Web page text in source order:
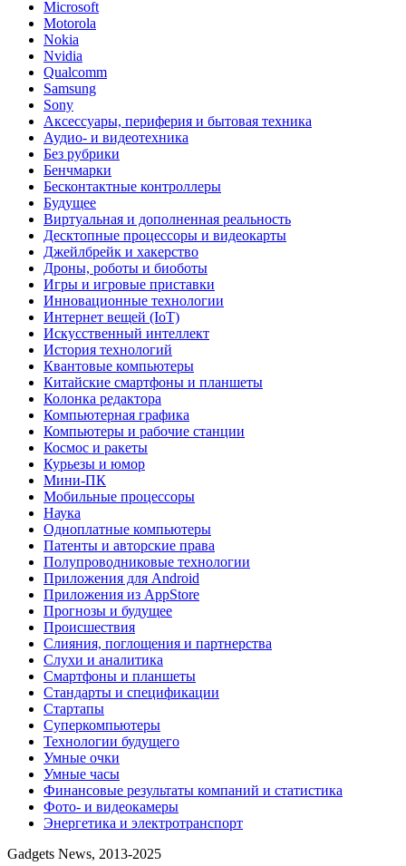
Microsoft
Motorola
Nokia
Nvidia
Qualcomm
Samsung
Sony
Аксессуары, периферия и бытовая техника
Аудио- и видеотехника
Без рубрики
Бенчмарки
Бесконтактные контроллеры
Будущее
Виртуальная и дополненная реальность
Десктопные процессоры и видеокарты
Джейлбрейк и хакерство
Дроны, роботы и биоботы
Игры и игровые приставки
Инновационные технологии
Интернет вещей (IoT)
Искусственный интеллект
История технологий
Квантовые компьютеры
Китайские смартфоны и планшеты
Колонка редактора
Компьютерная графика
Компьютеры и рабочие станции
Космос и ракеты
Курьезы и юмор
Мини-ПК
Мобильные процессоры
Наука
Одноплатные компьютеры
Патенты и авторские права
Полупроводниковые технологии
Приложения для Android
Приложения из AppStore
Прогнозы и будущее
Происшествия
Слияния, поглощения и партнерства
Слухи и аналитика
Смартфоны и планшеты
Стандарты и спецификации
Стартапы
Суперкомпьютеры
Технологии будущего
Умные очки
Умные часы
Финансовые результаты компаний и статистика
Фото- и видеокамеры
Энергетика и электротранспорт
Gadgets News, 2013-2025